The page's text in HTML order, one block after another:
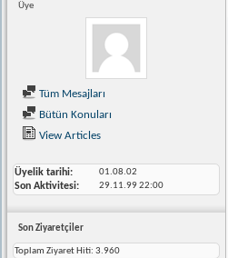
Üye
Tüm Mesajları
Bütün Konuları
View Articles
Üyelik tarihi 01.08.02
Son Aktivitesi 29.11.9922:00
Son Ziyaretçiler
Toplam Ziyaret Hiti: 3.960